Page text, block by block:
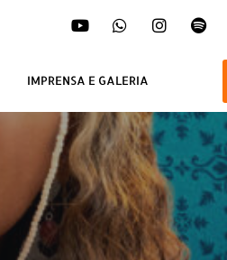
IMPRENSA E GALERIA